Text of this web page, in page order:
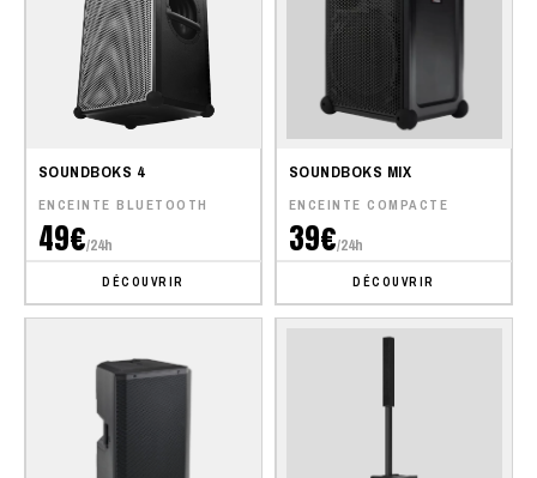
SOUNDBOKS 4
ENCEINTE BLUETOOTH
49€/24h
DÉCOUVRIR
SOUNDBOKS MIX
ENCEINTE COMPACTE
39€/24h
DÉCOUVRIR